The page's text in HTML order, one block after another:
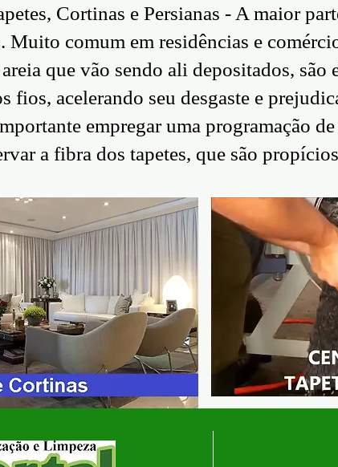
Cortinas e Persianas - A maior
Muito comum em residências e
que vão sendo ali depositados,
fios, acelerando seu desgaste e
empregar uma programação
a fibra dos tapetes, que são